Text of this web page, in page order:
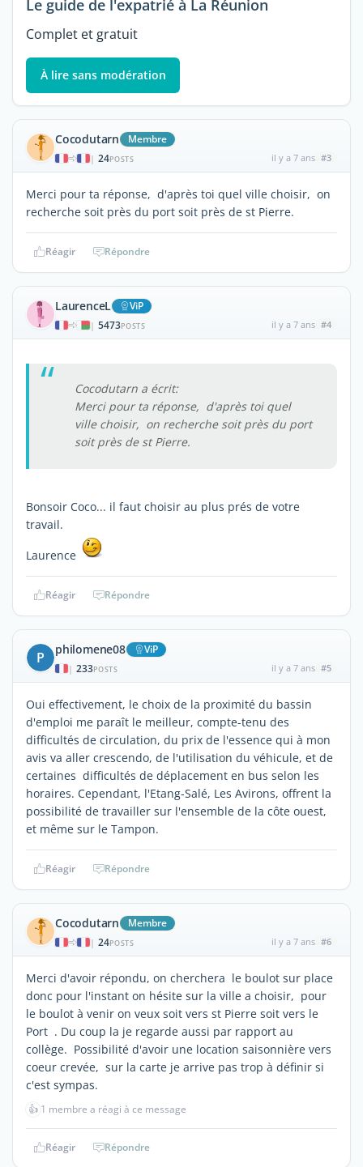
Le guide de l'expatrié à La Réunion
Complet et gratuit
À lire sans modération
Cocodutarn Membre
| 24POSTS il y a 7 ans #3
Merci pour ta réponse, d'après toi quel ville choisir, on
recherche soit près du port soit près de st Pierre.
Réagir Répondre
LaurenceL ViP
| 5473POSTS il y a 7 ans #4
Cocodutarn a écrit:
Merci pour ta réponse, d'après toi quel
ville choisir, on recherche soit près du port
soit près de st Pierre.
Bonsoir Coco... il faut choisir au plus prés de votre
travail.
Laurence
Réagir Répondre
P philomene08 ViP
| 233POSTS il y a 7 ans #5
Oui effectivement, le choix de la proximité du bassin
d'emploi me paraît le meilleur, compte-tenu des
difficultés de circulation, du prix de l'essence qui à mon
avis va aller crescendo, de l'utilisation du véhicule, et de
certaines difficultés de déplacement en bus selon les
horaires. Cependant, l'Etang-Salé, Les Avirons, offrent la
possibilité de travailler sur l'ensemble de la côte ouest,
et même sur le Tampon.
Réagir Répondre
Cocodutarn Membre
| 24POSTS il y a 7 ans #6
Merci d'avoir répondu, on cherchera le boulot sur place
donc pour l'instant on hésite sur la ville a choisir, pour
le boulot à venir on veux soit vers st Pierre soit vers le
Port . Du coup la je regarde aussi par rapport au
collège. Possibilité d'avoir une location saisonnière vers
coeur crevée, sur la carte je arrive pas trop à définir si
c'est sympas.
👍 1 membre a réagi à ce message
Réagir Répondre